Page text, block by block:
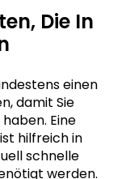
Die In
einen
damit Sie
Eine
hilfreich in
schnelle
werden.